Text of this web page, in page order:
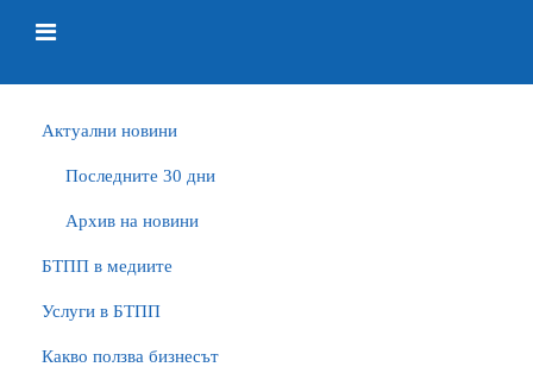
Актуални новини
Последните 30 дни
Архив на новини
БTПП в медиите
Услуги в БТПП
Какво ползва бизнесът